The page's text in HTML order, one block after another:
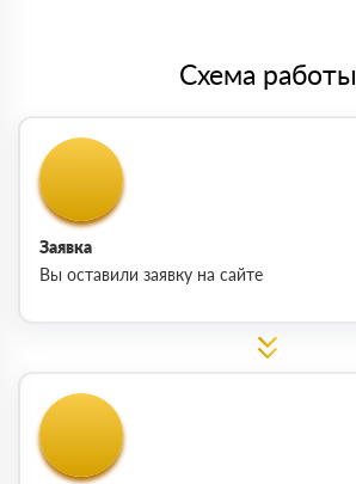
Схема работы
Заявка
Вы оставили заявку на сайте